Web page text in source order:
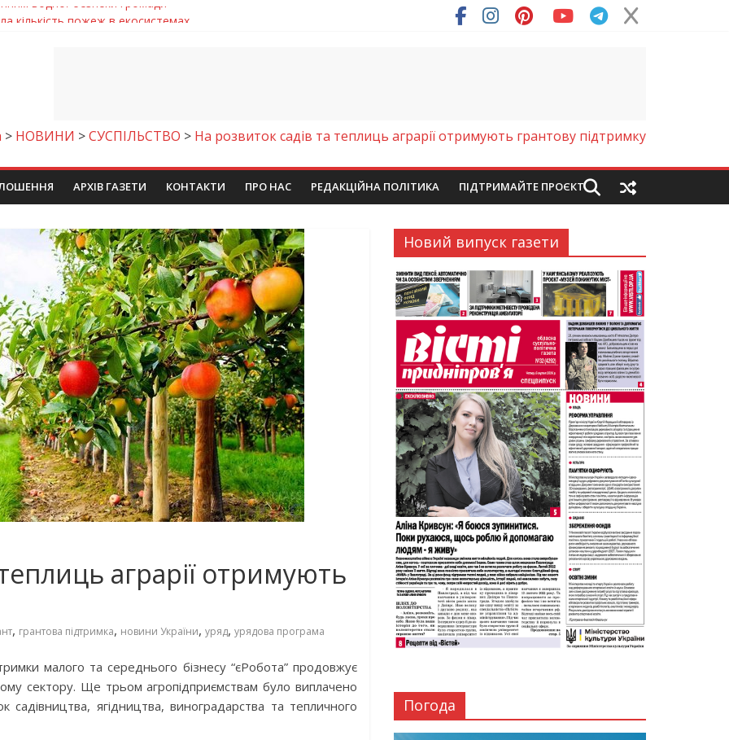
кількість пожеж в екосистемах
визнали найкращими в Україні
аварію на магістральному водогоні
водної безпеки громади
> НОВИНИ >СУСПІЛЬСТВО > На розвиток садів та теплиць аграрії отримують грантову підтримку
АРХІВ ГАЗЕТИ КОНТАКТИ ПРО НАС РЕДАКЦІЙНА ПОЛІТИКА ПІДТРИМАЙТЕ ПРОЄКТ
аграрії отримують
, грантова підтримка, новини України, уряд, урядова програма
малого та середнього бізнесу “єРобота” продовжує
сектору. Ще трьом агропідприємствам було виплачено
садівництва, ягідництва, виноградарства та тепличного
Новий випуск газети
Погода